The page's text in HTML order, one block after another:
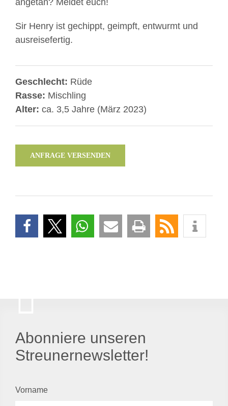
angetan? Meldet euch!
Sir Henry ist gechippt, geimpft, entwurmt und
ausreisefertig.
Geschlecht: Rüde
Rasse: Mischling
Alter: ca. 3,5 Jahre (März 2023)
ANFRAGE VERSENDEN
Abonniere unseren
Streunernewsletter!
Vorname